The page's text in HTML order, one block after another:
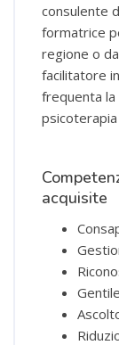
consulente
formatrice
regione o
facilitatore
frequenta la
acquisite